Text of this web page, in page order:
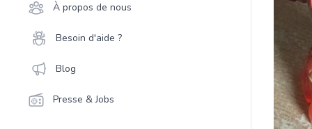
À propos de nous
Besoin d'aide ?
Blog
Presse & Jobs